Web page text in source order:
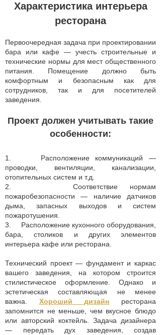
Характеристика интерьера
ресторана
Первоочередная задача при проектировании
бара или кафе — учесть строительные и
технические нормы для мест общественного
питания. Помещение должно быть
комфортным и безопасным как для
сотрудников, так и для посетителей
заведения.
Проект должен учитывать такие
особенности:
1. Расположение коммуникаций —
проводки, вентиляции, канализации,
отопительных систем и т.д.
2. Соответствие нормам
пожаробезопасности — наличие датчиков
дыма, запасных выходов и систем
пожаротушения.
3. Расположение кухонного оборудования,
бара, столиков и других элементов
интерьера кафе или ресторана.
Технический проект — фундамент и каркас
вашего заведения, на котором строится
стилистическое оформление. Однако и
эстетическая составляющая не менее
важна. Хороший дизайн ресторана
запомнится не меньше, чем вкусное блюдо
или авторский коктейль. Задача дизайнера
— передать дух заведения, создав